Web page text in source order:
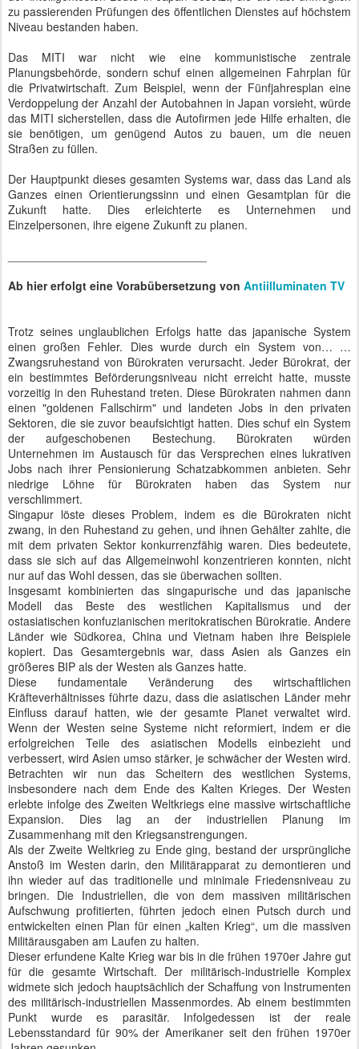
zu passierenden Prüfungen des öffentlichen Dienstes auf höchstem
Niveau bestanden haben.
Das MITI war nicht wie eine kommunistische zentrale
Planungsbehörde, sondern schuf einen allgemeinen Fahrplan für
die Privatwirtschaft. Zum Beispiel, wenn der Fünfjahresplan eine
Verdoppelung der Anzahl der Autobahnen in Japan vorsieht, würde
das MITI sicherstellen, dass die Autofirmen jede Hilfe erhalten, die
sie benötigen, um genügend Autos zu bauen, um die neuen
Straßen zu füllen.
Der Hauptpunkt dieses gesamten Systems war, dass das Land als
Ganzes einen Orientierungssinn und einen Gesamtplan für die
Zukunft hatte. Dies erleichterte es Unternehmen und
Einzelpersonen, ihre eigene Zukunft zu planen.
Ab hier erfolgt eine Vorabübersetzung von Antiilluminaten TV
Trotz seines unglaublichen Erfolgs hatte das japanische System
einen großen Fehler. Dies wurde durch ein System von… …
Zwangsruhestand von Bürokraten verursacht. Jeder Bürokrat, der
ein bestimmtes Beförderungsniveau nicht erreicht hatte, musste
vorzeitig in den Ruhestand treten. Diese Bürokraten nahmen dann
einen "goldenen Fallschirm" und landeten Jobs in den privaten
Sektoren, die sie zuvor beaufsichtigt hatten. Dies schuf ein System
der aufgeschobenen Bestechung. Bürokraten würden
Unternehmen im Austausch für das Versprechen eines lukrativen
Jobs nach ihrer Pensionierung Schatzabkommen anbieten. Sehr
niedrige Löhne für Bürokraten haben das System nur
verschlimmert.
Singapur löste dieses Problem, indem es die Bürokraten nicht
zwang, in den Ruhestand zu gehen, und ihnen Gehälter zahlte, die
mit dem privaten Sektor konkurrenzfähig waren. Dies bedeutete,
dass sie sich auf das Allgemeinwohl konzentrieren konnten, nicht
nur auf das Wohl dessen, das sie überwachen sollten.
Insgesamt kombinierten das singapurische und das japanische
Modell das Beste des westlichen Kapitalismus und der
ostasiatischen konfuzianischen meritokratischen Bürokratie. Andere
Länder wie Südkorea, China und Vietnam haben ihre Beispiele
kopiert. Das Gesamtergebnis war, dass Asien als Ganzes ein
größeres BIP als der Westen als Ganzes hatte.
Diese fundamentale Veränderung des wirtschaftlichen
Kräfteverhältnisses führte dazu, dass die asiatischen Länder mehr
Einfluss darauf hatten, wie der gesamte Planet verwaltet wird.
Wenn der Westen seine Systeme nicht reformiert, indem er die
erfolgreichen Teile des asiatischen Modells einbezieht und
verbessert, wird Asien umso stärker, je schwächer der Westen wird.
Betrachten wir nun das Scheitern des westlichen Systems,
insbesondere nach dem Ende des Kalten Krieges. Der Westen
erlebte infolge des Zweiten Weltkriegs eine massive wirtschaftliche
Expansion. Dies lag an der industriellen Planung im
Zusammenhang mit den Kriegsanstrengungen.
Als der Zweite Weltkrieg zu Ende ging, bestand der ursprüngliche
Anstoß im Westen darin, den Militärapparat zu demontieren und
ihn wieder auf das traditionelle und minimale Friedensniveau zu
bringen. Die Industriellen, die von dem massiven militärischen
Aufschwung profitierten, führten jedoch einen Putsch durch und
entwickelten einen Plan für einen „kalten Krieg“, um die massiven
Militärausgaben am Laufen zu halten.
Dieser erfundene Kalte Krieg war bis in die frühen 1970er Jahre gut
für die gesamte Wirtschaft. Der militärisch-industrielle Komplex
widmete sich jedoch hauptsächlich der Schaffung von Instrumenten
des militärisch-industriellen Massenmordes. Ab einem bestimmten
Punkt wurde es parasitär. Infolgedessen ist der reale
Lebensstandard für 90% der Amerikaner seit den frühen 1970er